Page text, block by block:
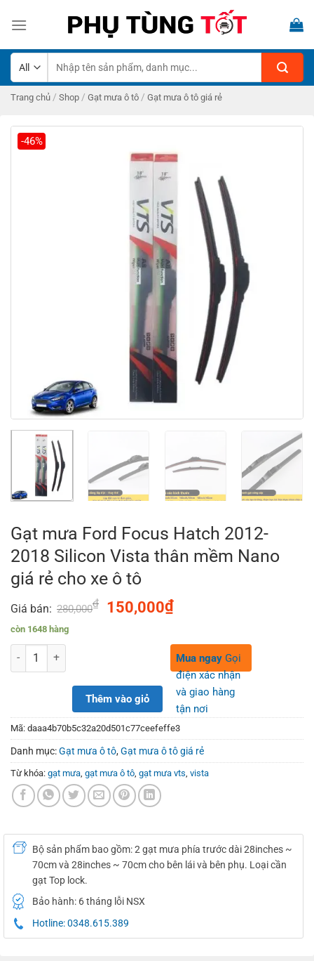
kiếm:
Trang chủ / Shop / Gạt mưa ô tô / Gạt mưa ô tô giá rẻ
-46%
Gạt mưa Ford Focus Hatch 2012-
2018 Silicon Vista thân mềm Nano
giá rẻ cho xe ô tô
Giá bán: 280,000₫
Original
280,000₫.
150,000₫Current
150,000₫.
còn 1648 hàng
Số lượng
Thêm vào giỏ
Mua ngay Gọi
điện xác nhận
và giao hàng
tận nơi
Mã: daaa4b70b5c32a20d501c77ceefeffe3
Danh mục:Gạt mưa ô tô,Gạt mưa ô tô giá rẻ
Từ khóa: gạt mưa gạt mưa ô tô gạt mưa vts vista
Bộ sản phẩm bao gồm: 2 gạt mưa phía trước dài 28inches ~
70cm và 28inches ~ 70cm cho bên lái và bên phụ. Loại cần
gạt Top lock.
Bảo hành: 6 tháng lỗi NSX
Hotline: 0348.615.389